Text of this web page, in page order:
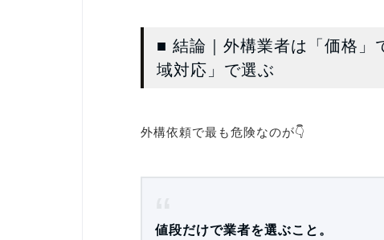
■ 結論｜外構業者は「価格」
域対応」で選ぶ
外構依頼で最も危険なのが👇
値段だけで業者を選ぶこと。